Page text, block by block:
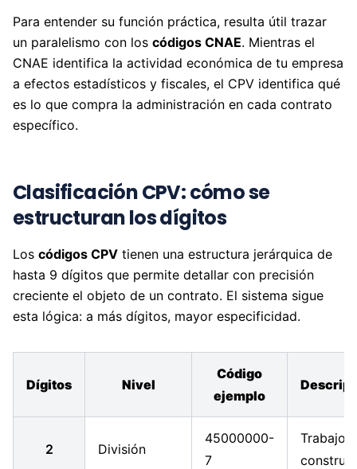
Para entender su función práctica, resulta útil trazar
un paralelismo con los códigos CNAE. Mientras el
CNAE identifica la actividad económica de tu empresa
a efectos estadísticos y fiscales, el CPV identifica qué
es lo que compra la administración en cada contrato
específico.
Clasificación CPV: cómo se
estructuran los dígitos
Los códigos CPV tienen una estructura jerárquica de
hasta 9 dígitos que permite detallar con precisión
creciente el objeto de un contrato. El sistema sigue
esta lógica: a más dígitos, mayor especificidad.
Dígitos Nivel
Código
ejemplo
2 División
45000000-
7
Trabajos